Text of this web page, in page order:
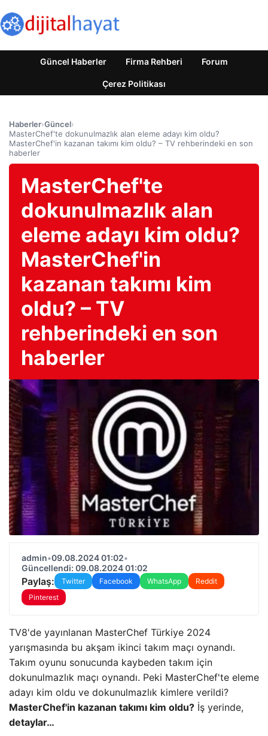
Güncel Haberler Firma Rehberi Forum
Çerez Politikası
Haberler›Güncel›
MasterChef'te dokunulmazlık alan eleme adayı kim oldu?
MasterChef'in kazanan takımı kim oldu? – TV rehberindeki en son
haberler
MasterChef'te
dokunulmazlık alan
eleme adayı kim oldu?
MasterChef'in
kazanan takımı kim
oldu? – TV
rehberindeki en son
haberler
admin•09.08.2024 01:02•
Güncellendi: 09.08.2024 01:02
Paylaş: Twitter Facebook WhatsApp
Reddit
Pinterest
TV8'de yayınlanan MasterChef Türkiye 2024
yarışmasında bu akşam ikinci takım maçı oynandı.
Takım oyunu sonucunda kaybeden takım için
dokunulmazlık maçı oynandı. Peki MasterChef'te eleme
adayı kim oldu ve dokunulmazlık kimlere verildi?
MasterChef'in kazanan takımı kim oldu? İş yerinde,
detaylar…